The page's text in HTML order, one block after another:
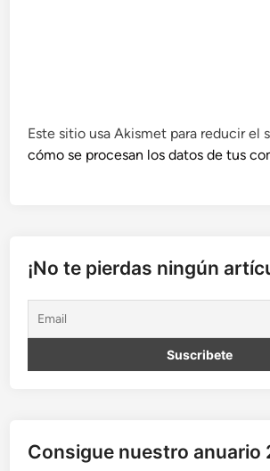
Este sitio usa Akismet para reducir el
cómo se procesan los datos de tus
¡No te pierdas ningún
Consigue nuestro anuario